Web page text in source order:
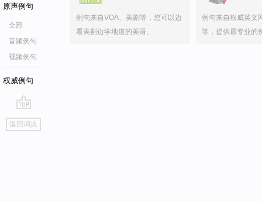
原声例句
全部
音频例句
视频例句
权威例句
go
top
返回词典
例句来自VOA、美剧等，您可以边
看美剧边学地道的美语。
例句来自权威英文
等，提供最专业的